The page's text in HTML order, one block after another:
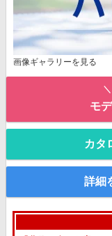
画像ギャラリーを見る
モ
カタ
詳細